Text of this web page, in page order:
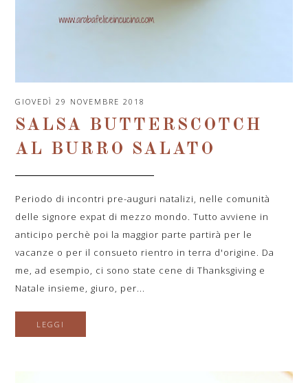
GIOVEDÌ 29 NOVEMBRE 2018
SALSA BUTTERSCOTCH
AL BURRO SALATO
Periodo di incontri pre-auguri natalizi, nelle comunità
delle signore expat di mezzo mondo. Tutto avviene in
anticipo perchè poi la maggior parte partirà per le
vacanze o per il consueto rientro in terra d'origine. Da
me, ad esempio, ci sono state cene di Thanksgiving e
Natale insieme, giuro, per...
LEGGI